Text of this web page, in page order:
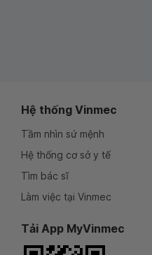
Hệ thống Vinmec
Tầm nhìn sứ mệnh
Hệ thống cơ sở y tế
Tìm bác sĩ
Làm việc tại Vinmec
Tải App MyVinmec